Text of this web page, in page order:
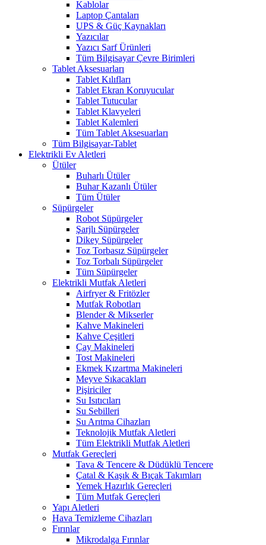
Kablolar
Laptop Çantaları
UPS & Güç Kaynakları
Yazıcılar
Yazıcı Sarf Ürünleri
Tüm Bilgisayar Çevre Birimleri
Tablet Aksesuarları
Tablet Kılıfları
Tablet Ekran Koruyucular
Tablet Tutucular
Tablet Klavyeleri
Tablet Kalemleri
Tüm Tablet Aksesuarları
Tüm Bilgisayar-Tablet
Elektrikli Ev Aletleri
Ütüler
Buharlı Ütüler
Buhar Kazanlı Ütüler
Tüm Ütüler
Süpürgeler
Robot Süpürgeler
Şarjlı Süpürgeler
Dikey Süpürgeler
Toz Torbasız Süpürgeler
Toz Torbalı Süpürgeler
Tüm Süpürgeler
Elektrikli Mutfak Aletleri
Airfryer & Fritözler
Mutfak Robotları
Blender & Mikserler
Kahve Makineleri
Kahve Çeşitleri
Çay Makineleri
Tost Makineleri
Ekmek Kızartma Makineleri
Meyve Sıkacakları
Pişiriciler
Su Isıtıcıları
Su Sebilleri
Su Arıtma Cihazları
Teknolojik Mutfak Aletleri
Tüm Elektrikli Mutfak Aletleri
Mutfak Gereçleri
Tava & Tencere & Düdüklü Tencere
Çatal & Kaşık & Bıçak Takımları
Yemek Hazırlık Gereçleri
Tüm Mutfak Gereçleri
Yapı Aletleri
Hava Temizleme Cihazları
Fırınlar
Mikrodalga Fırınlar